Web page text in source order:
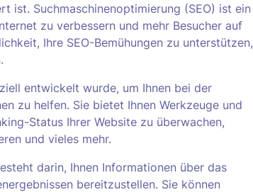
ist. Suchmaschinenoptimierung (SEO) ist ein
zu verbessern und mehr Besucher auf
Ihre SEO-Bemühungen zu unterstützen,
entwickelt wurde, um Ihnen bei der
zu helfen. Sie bietet Ihnen Werkzeuge und
Status Ihrer Website zu überwachen,
und vieles mehr.
darin, Ihnen Informationen über das
bereitzustellen. Sie können